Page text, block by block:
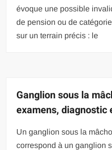
évoque une possible
de pension ou de
sur un terrain précis : le
Ganglion sous la
examens, diagnostic
Un ganglion sous la
correspond à un ganglion